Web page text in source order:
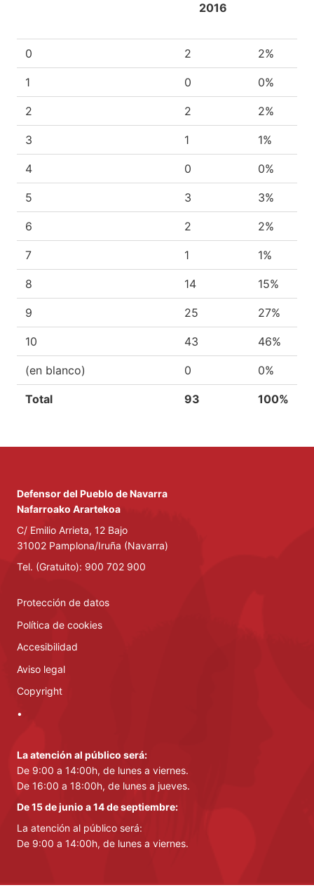
2016
0 2 2%
1 0 0%
2 2 2%
3 1 1%
4 0 0%
5 3 3%
6 2 2%
7 1 1%
8 14 15%
9 25 27%
10 43 46%
(en blanco) 0 0%
Total 93 100%
Defensor del Pueblo de Navarra
Nafarroako Arartekoa
C/ Emilio Arrieta, 12 Bajo
31002 Pamplona/Iruña (Navarra)
Tel. (Gratuito): 900 702 900
Protección de datos
Política de cookies
Accesibilidad
Aviso legal
Copyright
•
La atención al público será:
De 9:00 a 14:00h, de lunes a viernes.
De 16:00 a 18:00h, de lunes a jueves.
De 15 de junio a 14 de septiembre:
La atención al público será:
De 9:00 a 14:00h, de lunes a viernes.